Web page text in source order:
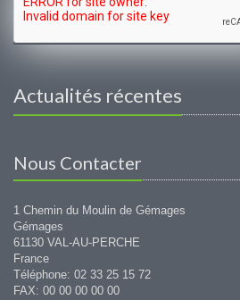
Actualités récentes
Nous Contacter
1 Chemin du Moulin de Gémages
Gémages
61130 VAL-AU-PERCHE
France
Téléphone: 02 33 25 15 72
FAX: 00 00 00 00 00